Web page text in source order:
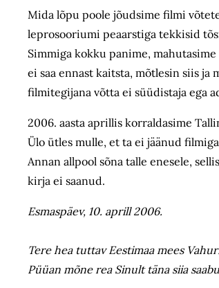
Mida lõpu poole jõudsime filmi
leprosooriumi peaarstiga tekkisid
Simmiga kokku panime,
ei saa ennast kaitsta, mõtlesin siis ja
filmitegijana võtta ei süüdistaja ega
2006. aasta aprillis korraldasime
Ülo ütles mulle, et ta ei jäänud
Annan allpool sõna talle enesele,
kirja ei saanud.
Esmaspäev, 10. aprill 2006.
Tere hea tuttav Eestimaa mees
Püüan mõne rea Sinult täna siia